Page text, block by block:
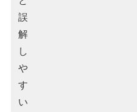
誤
解
し
や
す
い